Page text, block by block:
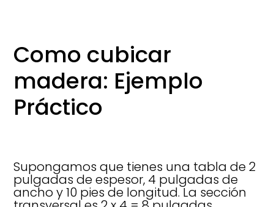
Como cubicar
madera: Ejemplo
Práctico
Supongamos que tienes una tabla de 2
pulgadas de espesor, 4 pulgadas de
ancho y 10 pies de longitud. La sección